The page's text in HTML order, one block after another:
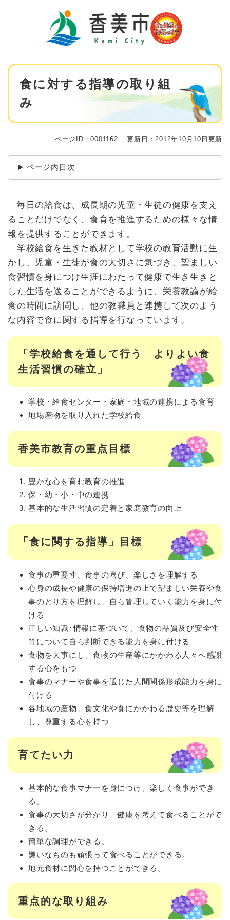
本
食に対する指導の取り組
み
ページID：0001162 更新日：2012年10月10日更新
ページ内目次
毎日の給食は、成長期の児童・生徒の健康を支え
ることだけでなく、食育を推進するための様々な情
報を提供することができます。
学校給食を生きた教材として学校の教育活動に生
かし、児童・生徒が食の大切さに気づき、望ましい
食習慣を身につけ生涯にわたって健康で生き生きと
した生活を送ることができるように、栄養教諭が給
食の時間に訪問し、他の教職員と連携して次のよう
な内容で食に関する指導を行なっています。
「学校給食を通して行う よりよい食
生活習慣の確立」
学校・給食センター・家庭・地域の連携による食育
地場産物を取り入れた学校給食
香美市教育の重点目標
豊かな心を育む教育の推進
保・幼・小・中の連携
基本的な生活習慣の定着と家庭教育の向上
「食に関する指導」目標
食事の重要性、食事の喜び、楽しさを理解する
心身の成長や健康の保持増進の上で望ましい栄養や食
事のとり方を理解し、自ら管理していく能力を身に付
ける
正しい知識･情報に基づいて、食物の品質及び安全性
等について自ら判断できる能力を身に付ける
食物を大事にし、食物の生産等にかかわる人々へ感謝
する心をもつ
食事のマナーや食事を通じた人間関係形成能力を身に
付ける
各地域の産物、食文化や食にかかわる歴史等を理解
し、尊重する心を持つ
育てたい力
基本的な食事マナーを身につけ、楽しく食事ができ
る。
食事の大切さが分かり、健康を考えて食べることがで
きる。
簡単な調理ができる。
嫌いなものも頑張って食べることができる。
地元食材に関心を持つことができる。
重点的な取り組み